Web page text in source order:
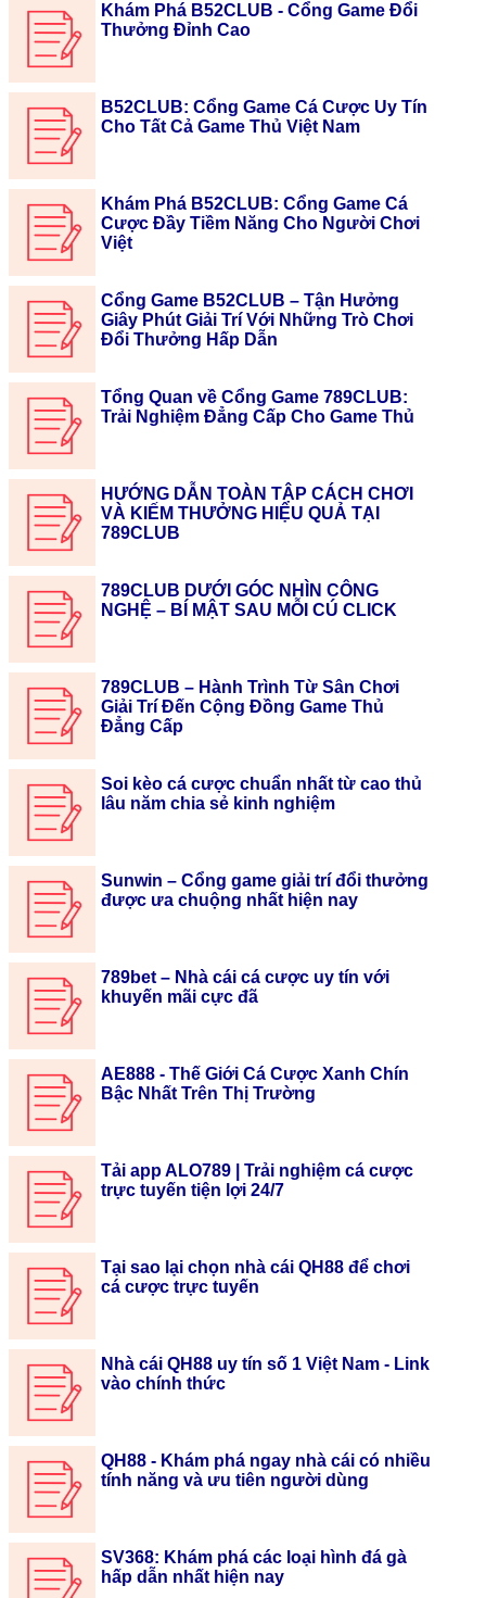
Khám Phá B52CLUB - Cổng Game Đổi
Thưởng Đỉnh Cao
B52CLUB: Cổng Game Cá Cược Uy Tín
Cho Tất Cả Game Thủ Việt Nam
Khám Phá B52CLUB: Cổng Game Cá
Cược Đầy Tiềm Năng Cho Người Chơi
Việt
Cổng Game B52CLUB – Tận Hưởng
Giây Phút Giải Trí Với Những Trò Chơi
Đổi Thưởng Hấp Dẫn
Tổng Quan về Cổng Game 789CLUB:
Trải Nghiệm Đẳng Cấp Cho Game Thủ
HƯỚNG DẪN TOÀN TẬP CÁCH CHƠI
VÀ KIẾM THƯỞNG HIỆU QUẢ TẠI
789CLUB
789CLUB DƯỚI GÓC NHÌN CÔNG
NGHỆ – BÍ MẬT SAU MỖI CÚ CLICK
789CLUB – Hành Trình Từ Sân Chơi
Giải Trí Đến Cộng Đồng Game Thủ
Đẳng Cấp
Soi kèo cá cược chuẩn nhất từ cao thủ
lâu năm chia sẻ kinh nghiệm
Sunwin – Cổng game giải trí đổi thưởng
được ưa chuộng nhất hiện nay
789bet – Nhà cái cá cược uy tín với
khuyến mãi cực đã
AE888 - Thế Giới Cá Cược Xanh Chín
Bậc Nhất Trên Thị Trường
Tải app ALO789 | Trải nghiệm cá cược
trực tuyến tiện lợi 24/7
Tại sao lại chọn nhà cái QH88 để chơi
cá cược trực tuyến
Nhà cái QH88 uy tín số 1 Việt Nam - Link
vào chính thức
QH88 - Khám phá ngay nhà cái có nhiều
tính năng và ưu tiên người dùng
SV368: Khám phá các loại hình đá gà
hấp dẫn nhất hiện nay